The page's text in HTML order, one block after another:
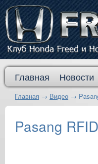
Главная Новости
Главная → Видео →
Pasang